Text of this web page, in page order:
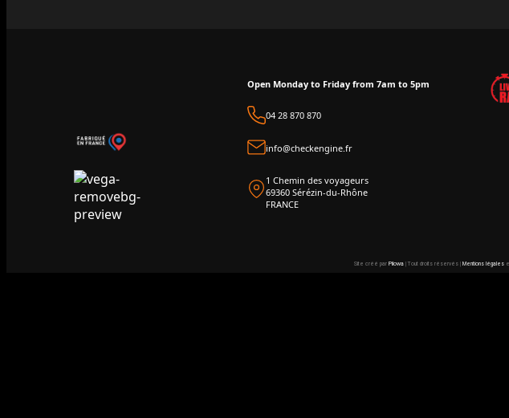
Open Monday to Friday from 7am to 5pm
04 28 870 870
info@checkengine.fr
1 Chemin des voyageurs
69360 Sérézin-du-Rhône
FRANCE
Site créé par Pilowa | Tout droits réservés | Mentions légales